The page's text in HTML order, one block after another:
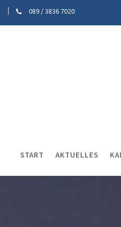
089 / 3836 7020
START AKTUELLES